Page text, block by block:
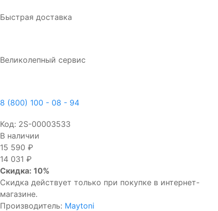
Быстрая доставка
Великолепный сервис
8 (800) 100 - 08 - 94
Код: 2S-00003533
В наличии
15 590 ₽
14 031 ₽
Скидка: 10%
Скидка действует только при покупке в интернет-
магазине.
Производитель: Maytoni